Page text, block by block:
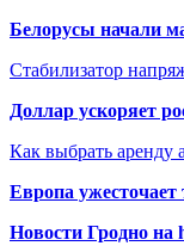
Белорусы начали
Стабилизатор
Доллар ускоряет
Как выбрать аренду
Европа ужесточает
Новости Гродно на